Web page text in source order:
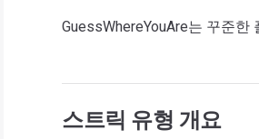
GuessWhereYouAre는 꾸준
스트릭 유형 개요